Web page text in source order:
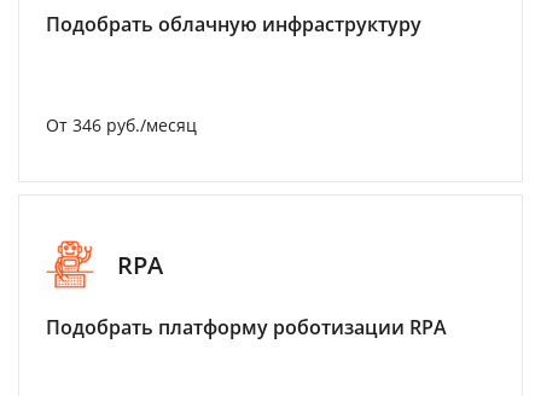
Подобрать облачную инфраструктуру
От 346 руб./месяц
RPA
Подобрать платформу роботизации RPA